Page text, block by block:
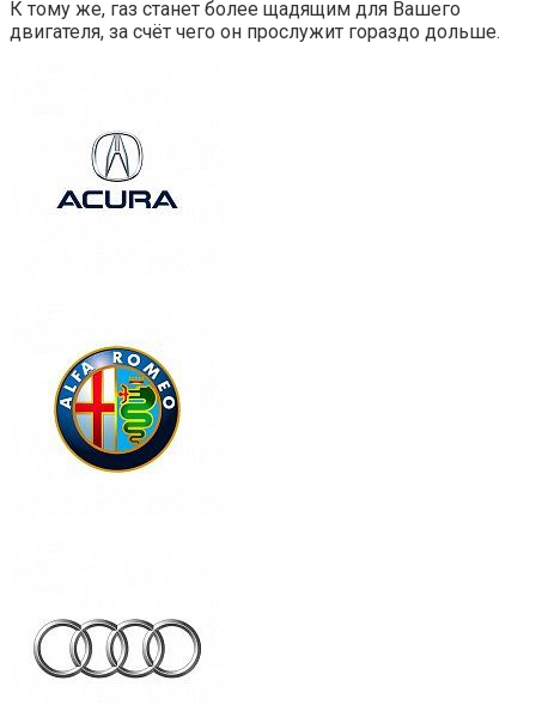
К тому же, газ станет более щадящим для Вашего
двигателя, за счёт чего он прослужит гораздо дольше.